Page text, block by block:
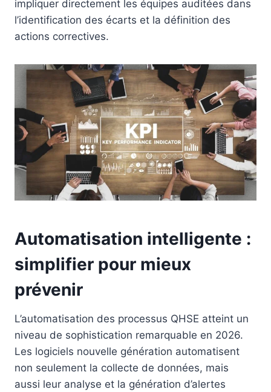
impliquer directement les équipes auditées dans
l’identification des écarts et la définition des
actions correctives.
Automatisation intelligente :
simplifier pour mieux
prévenir
L’automatisation des processus QHSE atteint un
niveau de sophistication remarquable en 2026.
Les logiciels nouvelle génération automatisent
non seulement la collecte de données, mais
aussi leur analyse et la génération d’alertes